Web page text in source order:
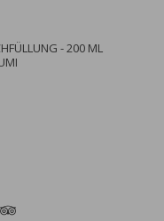
- 200 ML